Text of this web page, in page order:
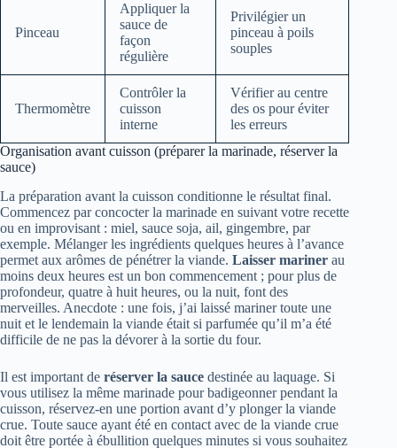
Pinceau
Appliquer la
sauce de
façon
régulière
Privilégier un
pinceau à poils
souples
Thermomètre
Contrôler la
cuisson
interne
Vérifier au centre
des os pour éviter
les erreurs
Organisation avant cuisson (préparer la marinade, réserver la
sauce)
La préparation avant la cuisson conditionne le résultat final.
Commencez par concocter la marinade en suivant votre recette
ou en improvisant : miel, sauce soja, ail, gingembre, par
exemple. Mélanger les ingrédients quelques heures à l’avance
permet aux arômes de pénétrer la viande. Laisser mariner au
moins deux heures est un bon commencement ; pour plus de
profondeur, quatre à huit heures, ou la nuit, font des
merveilles. Anecdote : une fois, j’ai laissé mariner toute une
nuit et le lendemain la viande était si parfumée qu’il m’a été
difficile de ne pas la dévorer à la sortie du four.
Il est important de réserver la sauce destinée au laquage. Si
vous utilisez la même marinade pour badigeonner pendant la
cuisson, réservez-en une portion avant d’y plonger la viande
crue. Toute sauce ayant été en contact avec de la viande crue
doit être portée à ébullition quelques minutes si vous souhaitez